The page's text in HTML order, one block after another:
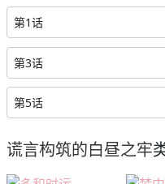
第1话
第3话
第5话
谎言构筑的白昼之牢